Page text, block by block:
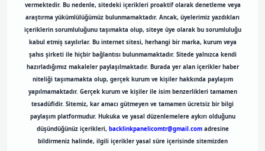
vermektedir. Bu nedenle, sitedeki içerikleri proaktif olarak denetleme veya
araştırma yükümlülüğümüz bulunmamaktadır. Ancak, üyelerimiz yazdıkları
içeriklerin sorumluluğunu taşımakta olup, siteye üye olarak bu sorumluluğu
kabul etmiş sayılırlar. Bu internet sitesi, herhangi bir marka, kurum veya
şahıs şirketi ile hiçbir bağlantısı bulunmamaktadır. Sitede yalnızca kendi
hazırladığımız makaleler paylaşılmaktadır. Burada yer alan içerikler haber
niteliği taşımamakta olup, gerçek kurum ve kişiler hakkında paylaşım
yapılmamaktadır. Gerçek kurum ve kişiler ile isim benzerlikleri tamamen
tesadüfidir. Sitemiz, kar amacı gütmeyen ve tamamen ücretsiz bir bilgi
paylaşım platformudur. Hukuka ve yasal düzenlemelere aykırı olduğunu
düşündüğünüz içerikleri, backlinkpanelicomtr@gmail.comadresine
bildirmeniz halinde, ilgili içerikler yasal süre içerisinde sitemizden